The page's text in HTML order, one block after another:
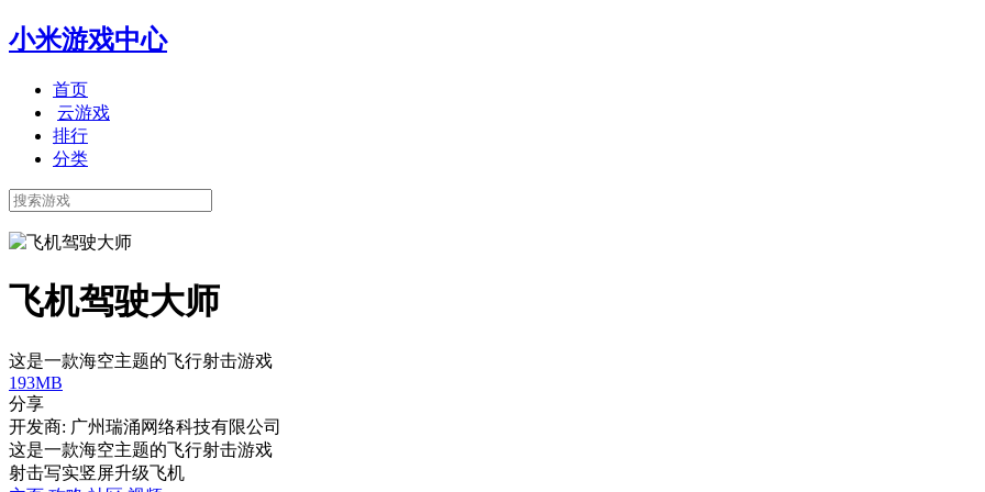
小米游戏中心
首页
云游戏
排行
分类
飞机驾驶大师
这是一款海空主题的飞行射击游戏
193MB
分享
开发商: 广州瑞涌网络科技有限公司
这是一款海空主题的飞行射击游戏
射击写实竖屏升级飞机